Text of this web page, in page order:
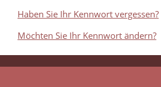
Haben Sie Ihr Kennwort vergessen?
Möchten Sie Ihr Kennwort ändern?